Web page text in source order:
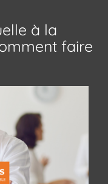
à la
faire